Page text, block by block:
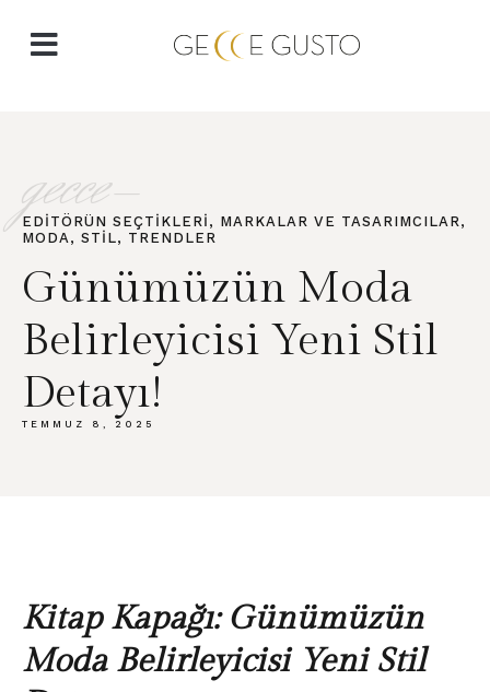
gecce-
EDITÖRÜN SEÇTIKLERI , MARKALAR VE TASARIMCILAR,
MODA, STIL, TRENDLER
Günümüzün Moda
Belirleyicisi Yeni Stil
Detayı!
TEMMUZ 8, 2025
Kitap Kapağı: Günümüzün
Moda Belirleyicisi Yeni Stil